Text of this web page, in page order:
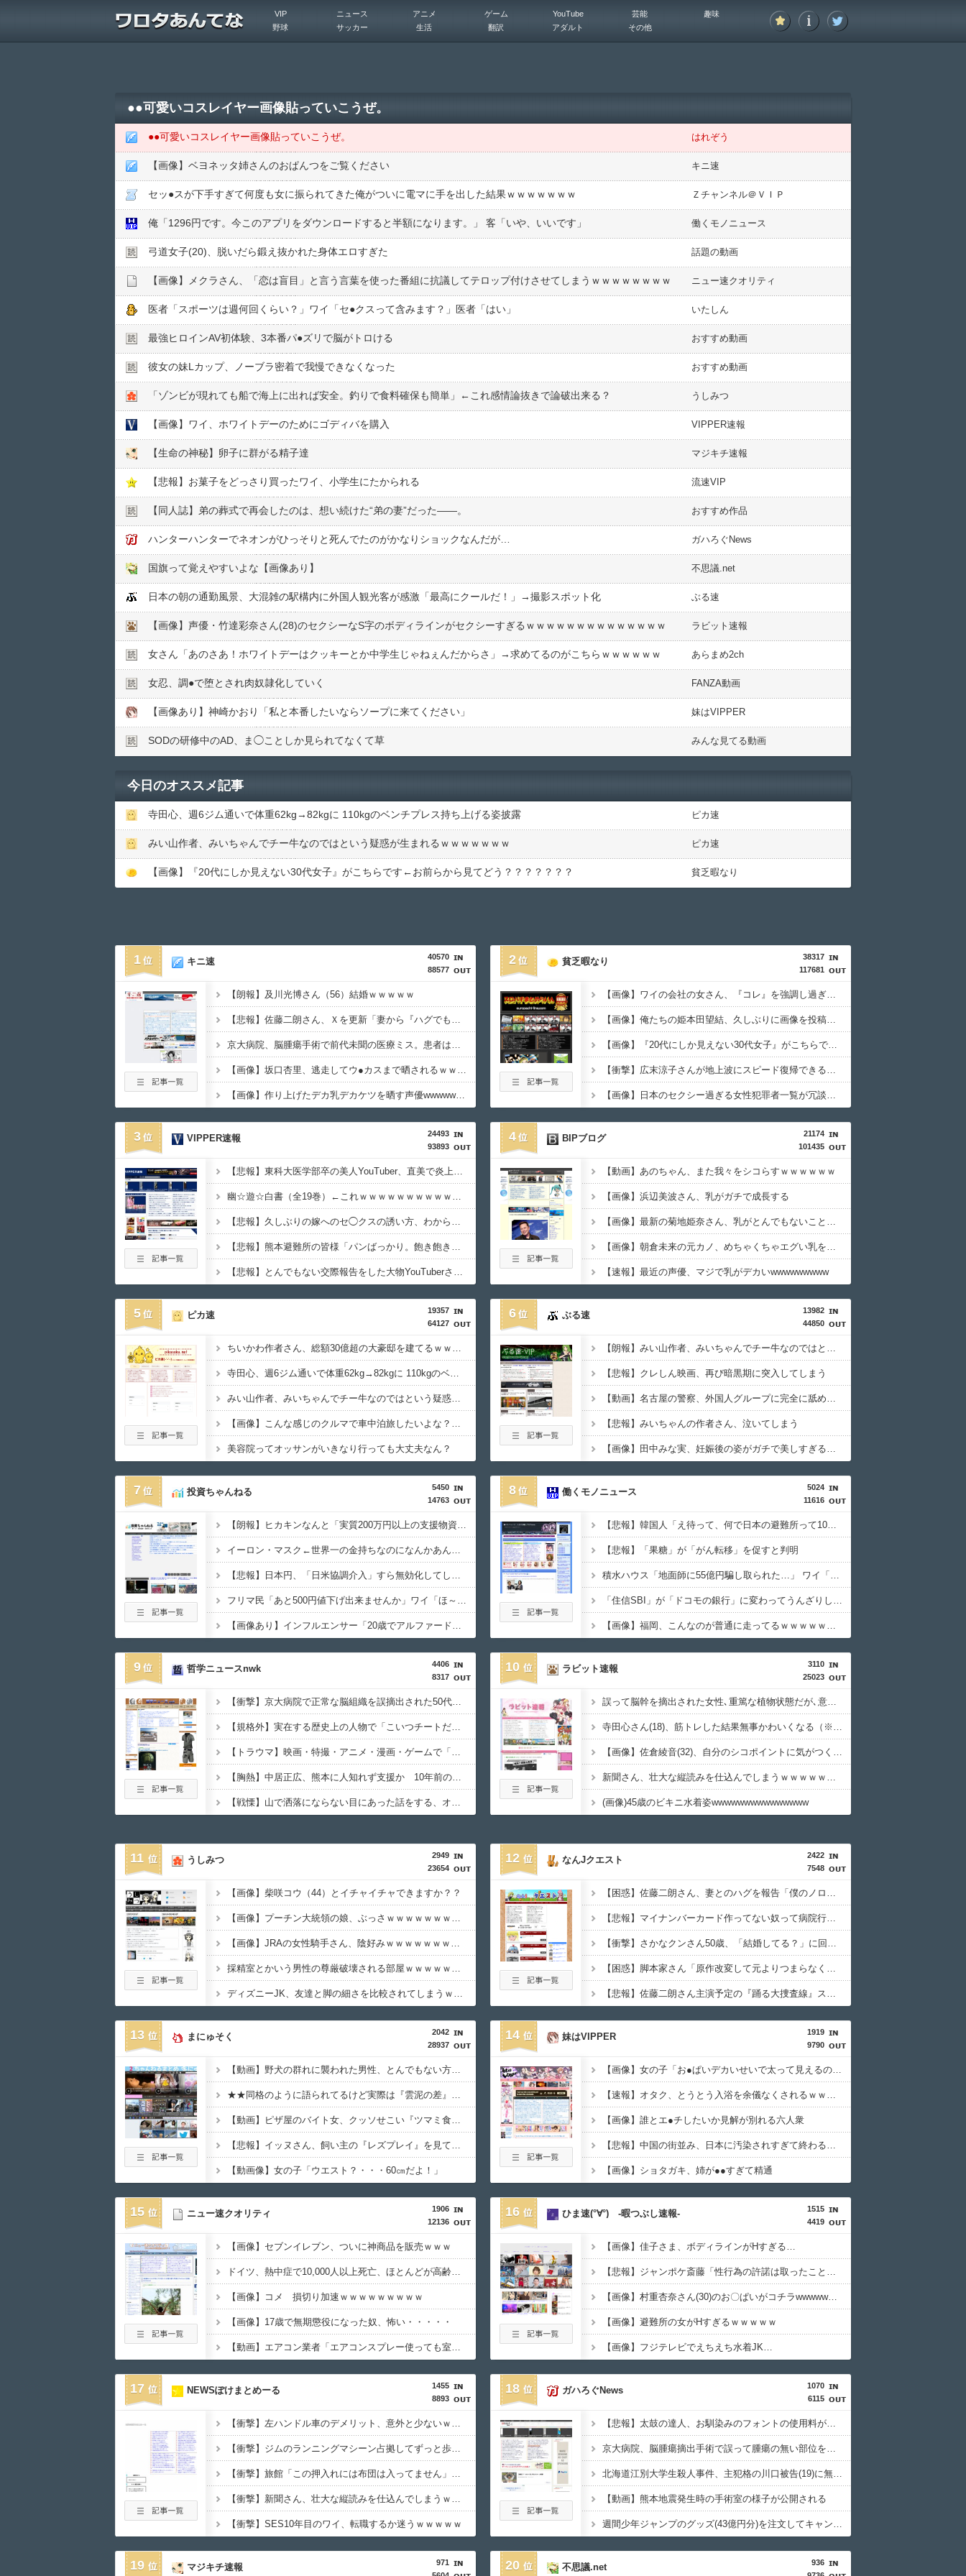
VIP ニュース アニメ ゲーム YouTube 芸能
趣味
野球
サッカー 生活 翻訳 アダルト その他
●●可愛いコスレイヤー画像貼っていこうぜ。
●●可愛いコスレイヤー画像貼っていこうぜ。 はれぞう
【画像】ベヨネッタ姉さんのおぱんつをご覧ください キニ速
セッ●スが下手すぎて何度も女に振られてきた俺がついに電マに手を出した結果ｗｗｗｗｗｗｗ Ｚチャンネル＠ＶＩＰ
俺「1296円です。今このアプリをダウンロードすると半額になります。」 客「いや、いいです」 働くモノニュース
弓道女子(20)、脱いだら鍛え抜かれた身体エロすぎた 話題の動画
【画像】メクラさん、「恋は盲目」と言う言葉を使った番組に抗議してテロップ付けさせてしまうｗｗｗｗｗｗｗｗ ニュー速クオリティ
医者「スポーツは週何回くらい？」ワイ「セ●クスって含みます？」医者「はい」 いたしん
最強ヒロインAV初体験、3本番パ●︎ズリで脳がトロける おすすめ動画
彼女の妹Lカップ、ノーブラ密着で我慢できなくなった おすすめ動画
「ゾンビが現れても船で海上に出れば安全。釣りで食料確保も簡単」←これ感情論抜きで論破出来る？ うしみつ
【画像】ワイ、ホワイトデーのためにゴディバを購入 VIPPER速報
【生命の神秘】卵子に群がる精子達 マジキチ速報
【悲報】お菓子をどっさり買ったワイ、小学生にたかられる 流速VIP
【同人誌】弟の葬式で再会したのは、想い続けた“弟の妻”だった――。 おすすめ作品
ハンターハンターでネオンがひっそりと死んでたのがかなりショックなんだが… ガハろぐNews
国旗って覚えやすいよな【画像あり】 不思議.net
日本の朝の通勤風景、大混雑の駅構内に外国人観光客が感激「最高にクールだ！」→撮影スポット化 ぶる速
【画像】声優・竹達彩奈さん(28)のセクシーなS字のボディラインがセクシーすぎるｗｗｗｗｗｗｗｗｗｗｗｗｗｗ ラビット速報
女さん「あのさあ！ホワイトデーはクッキーとか中学生じゃねぇんだからさ」→求めてるのがこちらｗｗｗｗｗｗ あらまめ2ch
女忍、調●︎で堕とされ肉奴隷化していく FANZA動画
【画像あり】神崎かおり「私と本番したいならソープに来てください」 妹はVIPPER
SODの研修中のAD、ま◯ことしか見られてなくて草 みんな見てる動画
今日のオススメ記事
寺田心、週6ジム通いで体重62kg→82kgに 110kgのベンチプレス持ち上げる姿披露 ピカ速
みい山作者、みいちゃんでチー牛なのではという疑惑が生まれるｗｗｗｗｗｗｗ ピカ速
【画像】『20代にしか見えない30代女子』がこちらです←お前らから見てどう？？？？？？？ 貧乏暇なり
1
40570
88577
キニ速
【朗報】及川光博さん（56）結婚ｗｗｗｗｗ
【悲報】佐藤二朗さん、Ｘを更新「妻から『ハグでもしてみっか』と言われました」ｗｗｗｗｗｗｗｗｗｗ
京大病院、脳腫瘍手術で前代未聞の医療ミス。患者は植物状態に...
【画像】坂口杏里、逃走してウ●カスまで晒されるｗｗｗｗｗ
【画像】作り上げたデカ乳デカケツを晒す声優wwwwwwww
2
38317
117681
貧乏暇なり
【画像】ワイの会社の女さん、『コレ』を強調し過ぎて完全にあたしこ枠を狙ってるんだがw w w w w w w w w w w w
【画像】俺たちの姫本田望結、久しぶりに画像を投稿した結果→やっぱりワイらの姫だったw w w w w w w w w w
【画像】『20代にしか見えない30代女子』がこちらです←お前らから見てどう？？？？？？？
【衝撃】広末涼子さんが地上波にスピード復帰できる理由←コレ、誰にも分からない模様w w w w w w w w
【画像】日本のセクシー過ぎる女性犯罪者一覧が冗談抜きにレベル高過ぎる件w w w w w w w w w
3
24493
93893
VIPPER速報
【悲報】東科大医学部卒の美人YouTuber、直美で炎上・・・
幽☆遊☆白書（全19巻）←これｗｗｗｗｗｗｗｗｗｗｗｗｗｗ
【悲報】久しぶりの嫁へのセ◯クスの誘い方、わからない・・・
【悲報】熊本避難所の皆様「パンばっかり。飽き飽きしてる」
【悲報】とんでもない交際報告をした大物YouTuberさん、破局を発表????
4
21174
101435
BIPブログ
【動画】あのちゃん、また我々をシコらすｗｗｗｗｗｗ
【画像】浜辺美波さん、乳がガチで成長する
【画像】最新の菊地姫奈さん、乳がとんでもないことになる
【画像】朝倉未来の元カノ、めちゃくちゃエグい乳を持つ
【速報】最近の声優、マジで乳がデカいwwwwwwwww
5
19357
64127
ピカ速
ちいかわ作者さん、総額30億超の大豪邸を建てるｗｗｗｗｗｗｗｗｗｗｗｗｗｗｗｗｗｗｗ
寺田心、週6ジム通いで体重62kg→82kgに 110kgのベンチプレス持ち上げる姿披露
みい山作者、みいちゃんでチー牛なのではという疑惑が生まれるｗｗｗｗｗｗｗ
【画像】こんな感じのクルマで車中泊旅したいよな？？？
美容院ってオッサンがいきなり行っても大丈夫なん？
6
13982
44850
ぶる速
【朗報】みい山作者、みいちゃんでチー牛なのではという疑惑が生まれるwwwwwww
【悲報】クレしん映画、再び暗黒期に突入してしまう
【動画】名古屋の警察、外国人グループに完全に舐められる
【悲報】みいちゃんの作者さん、泣いてしまう
【画像】田中みな実、妊娠後の姿がガチで美しすぎる件wwwwww
7
5450
14763
投資ちゃんねる
【朗報】ヒカキンなんと「実質200万円以上の支援物資」を寄付してしまう
イーロン・マスク←世界一の金持ちなのになんかあんまり「羨ましい」と感じない理由
【悲報】日本円、「日米協調介入」すら無効化してしまうｗｗｗｗｗ
フリマ民「あと500円値下げ出来ませんか」ワイ「ほ～い購入ｗ」
【画像あり】インフルエンサー「20歳でアルファード一括で買えちゃう私って素敵」
8
5024
11616
働くモノニュース
【悲報】韓国人「え待って、何で日本の避難所って10年前と同レベルなの(ドン引き
【悲報】「果糖」が「がん転移」を促すと判明
積水ハウス「地面師に55億円騙し取られた…」 ワイ「はえーかわいそう…会社滅茶苦茶やろなぁ」
「住信SBI」が「ドコモの銀行」に変わってうんざりしてるやつｗｗｗｗｗｗｗ
【画像】福岡、こんなのが普通に走ってるｗｗｗｗｗｗｗｗｗｗｗｗｗｗｗｗ
9
4406
8317
哲学ニュースnwk
【衝撃】京大病院で正常な脳組織を誤摘出された50代女性、手足も動かせず自発呼吸もできない重篤状態に…「意識はある」
【規格外】実在する歴史上の人物で「こいつチートだろ…」と思った奴あげてけ
【トラウマ】映画・特撮・アニメ・漫画・ゲームで「主人公がガチで敗北した回」と聞いて真っ先に思い浮かぶのは？
【胸熱】中居正広、熊本に人知れず支援か 10年前の震災では3度現地入り「誰にも知られなくて良い」
【戦慄】山で洒落にならない目にあった話をする、オカルト系で
10
3110
25023
ラビット速報
誤って脳幹を摘出された女性､重篤な植物状態だが､意識は正常で何かを思考していると判明
寺田心さん(18)、筋トレした結果無事かわいくなる（※画像あり）
【画像】佐倉綾音(32)、自分のシコポイントに気がつくｗｗｗｗｗｗｗｗｗｗ
新聞さん、壮大な縦読みを仕込んでしまうｗｗｗｗｗｗｗ
(画像)45歳のビキニ水着姿wwwwwwwwwwwwwww
11
2949
23654
うしみつ
【画像】柴咲コウ（44）とイチャイチャできますか？？
【画像】プーチン大統領の娘、ぶっさｗｗｗｗｗｗｗｗｗｗｗｗｗ
【画像】JRAの女性騎手さん、陰好みｗｗｗｗｗｗｗｗｗｗｗｗｗｗ
採精室とかいう男性の尊厳破壊される部屋ｗｗｗｗｗｗｗｗｗｗｗｗ
ディズニーJK、友達と脚の細さを比較されてしまうｗｗｗｗｗｗｗｗｗ （※画像あり）
12
2422
7548
なんJクエスト
【困惑】佐藤二朗さん、妻とのハグを報告「僕のノロケ砲をお見舞いする」・・・・・・・・・
【悲報】マイナンバーカード作ってない奴って病院行くときどうすんの・・・・・・・・・
【衝撃】さかなクンさん50歳、「結婚してる？」に回答ｗｗｗｗｗｗｗｗｗｗ
【困惑】脚本家さん「原作改変して元よりつまらなくしたろ！」←何がしたいの？ｗｗｗｗｗｗｗｗｗｗ
【悲報】佐藤二朗さん主演予定の『踊る大捜査線』スピンオフ、ガチで撮影中止が正式決定・・・・・・・・・
13
2042
28937
まにゅそく
【動画】野犬の群れに襲われた男性、とんでもない方法で制圧するｗｗｗｗｗｗｗ
★★同格のように語られてるけど実際は『雲泥の差』があるものと言えば？
【動画】ピザ屋のバイト女、クッソせこい『ツマミ食い』をして炎上
【悲報】イッヌさん、飼い主の『レズプレイ』を見てドン引き・・・
【動画像】女の子「ウエスト？・・・60㎝だよ！」
14
1919
9790
妹はVIPPER
【画像】女の子「お●ぱいデカいせいで太って見えるのまじだるい????」
【速報】オタク、とうとう入浴を余儀なくされるｗｗｗｗｗｗｗ
【画像】誰とエ●チしたいか見解が別れる六人衆
【悲報】中国の街並み、日本に汚染されすぎて終わる・・・
【画像】ショタガキ、姉が●●すぎて精通
15
1906
12136
ニュー速クオリティ
【画像】セブンイレブン、ついに神商品を販売ｗｗｗ
ドイツ、熱中症で10,000人以上死亡、ほとんどが高齢者で若者は元気・・・
【画像】コメ 損切り加速ｗｗｗｗｗｗｗｗｗ
【画像】17歳で無期懲役になった奴、怖い・・・・・
【動画】エアコン業者「エアコンスプレー使っても室内に風を送り込んでるファンは汚いままですよ」331.5万バズ
16
1515
4419
ひま速(°∀°) -暇つぶし速報-
【画像】佳子さま、ボディラインがHすぎる…
【悲報】ジャンポケ斎藤「性行為の許諾は取ったことありません」
【画像】村重杏奈さん(30)のお〇ぱいがコチラwwwwwwwwwwww
【画像】避難所の女がHすぎるｗｗｗｗｗ
【画像】フジテレビでえちえち水着JK…
17
1455
8893
NEWSぽけまとめーる
【衝撃】左ハンドル車のデメリット、意外と少ないｗｗｗｗｗ
【衝撃】ジムのランニングマシーン占拠してずっと歩いてる男の正体←これｗｗｗｗｗ
【衝撃】旅館「この押入れには布団は入ってません」←これｗｗｗｗｗ(※画像あり)
【衝撃】新聞さん、壮大な縦読みを仕込んでしまうｗｗｗｗｗ(※画像あり)
【衝撃】SES10年目のワイ、転職するか迷うｗｗｗｗｗ
18
1070
6115
ガハろぐNews
【悲報】太鼓の達人、お馴染みのフォントの使用料が年間6万から年間320万になったので変更に
京大病院、脳腫瘍摘出手術で誤って腫瘍の無い部位を摘出 脳幹など損傷受け植物状態に
北海道江別大学生殺人事件、主犯格の川口被告(19)に無期懲役の判決
【動画】熊本地震発生時の手術室の様子が公開される
週間少年ジャンプのグッズ(43億円分)を注文してキャンセルした32歳女が逮捕
19
971
マジキチ速報 20
936
不思議.net